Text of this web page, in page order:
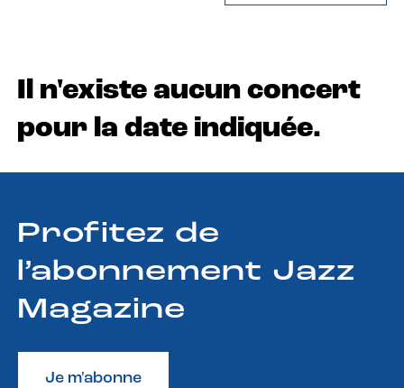
Il n'existe aucun concert
pour la date indiquée.
Profitez de
l’abonnement Jazz
Magazine
Je m'abonne